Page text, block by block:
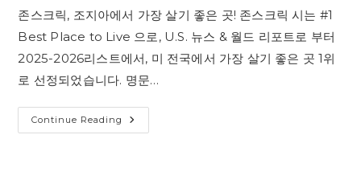
존스크릭, 조지아에서 가장 살기 좋은 곳! 존스크릭 시는 #1
Best Place to Live 으로, U.S. 뉴스 & 월드 리포트로 부터
2025-2026리스트에서, 미 전국에서 가장 살기 좋은 곳 1위
로 선정되었습니다. 명문…
Continue Reading